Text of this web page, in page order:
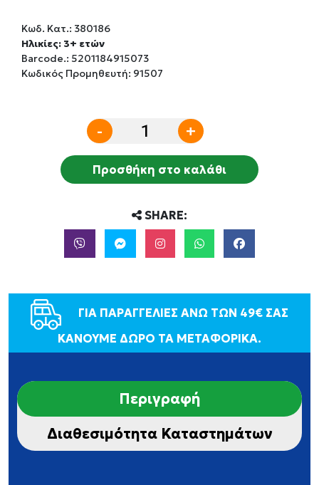
Κωδ. Κατ.: 380186
Ηλικίες: 3+ ετών
Barcode.: 5201184915073
Κωδικός Προμηθευτή: 91507
- +
Προσθήκη στο καλάθι
SHARE:
ΓΙΑ ΠΑΡΑΓΓΕΛΙΕΣ ΑΝΩ ΤΩΝ 49€ ΣΑΣ
ΚΑΝΟΥΜΕ ΔΩΡΟ ΤΑ ΜΕΤΑΦΟΡΙΚΑ.
Περιγραφή
Διαθεσιμότητα Καταστημάτων